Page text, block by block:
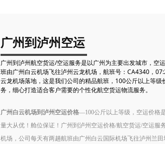
广州到泸州空运
广州到泸州航空货运/空运服务是以广州为主要出发城市，空
班由广州白云机场飞往泸州云龙机场，航班号：CA4340，
云龙机场落地，这是我们公司的精品航班，100公斤以上等
务，细心打造适合客户需要的个性化航空货运物流服务。
广州白云机场到泸州空运价格—100公斤以上等级，空运价格
量大从优！舱位保证！广州到泸州空运价格/航空货运/空运
机场，公司每天有两趟航班由广州白云国际机场飞往泸州兰